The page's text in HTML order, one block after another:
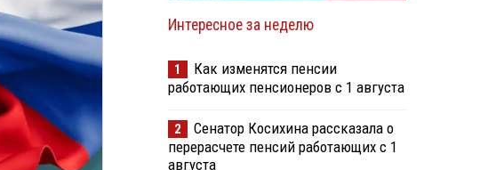
Интересное за неделю
1
Как изменятся пенсии
работающих пенсионеров с 1 августа
2
Сенатор Косихина рассказала о
перерасчете пенсий работающих с 1
августа